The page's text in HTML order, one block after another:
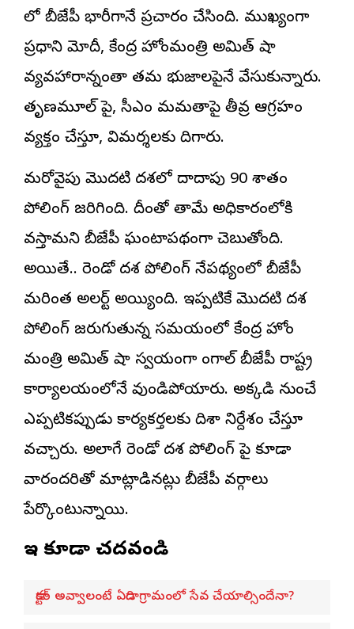
లో బీజేపీ భారీగానే ప్రచారం చేసింది. ముఖ్యంగా
ప్రధాని మోదీ, కేంద్ర హోంమంత్రి అమిత్ షా
వ్యవహారాన్నంతా తమ భుజాలపైనే వేసుకున్నారు.
తృణమూల్ పై, సీఎం మమతాపై తీవ్ర ఆగ్రహం
వ్యక్తం చేస్తూ, విమర్శలకు దిగారు.
మరోవైపు మొదటి దశలో దాదాపు 90 శాతం
పోలింగ్ జరిగింది. దీంతో తామే అధికారంలోకి
వస్తామని బీజేపీ ఘంటాపథంగా చెబుతోంది.
అయితే.. రెండో దశ పోలింగ్ నేపథ్యంలో బీజేపీ
మరింత అలర్ట్ అయ్యింది. ఇప్పటికే మొదటి దశ
పోలింగ్ జరుగుతున్న సమయంలో కేంద్ర హోం
మంత్రి అమిత్ షా స్వయంగా బెంగాల్ బీజేపీ రాష్ట్ర
కార్యాలయంలోనే వుండిపోయారు. అక్కడి నుంచే
ఎప్పటికప్పుడు కార్యకర్తలకు దిశా నిర్దేశం చేస్తూ
వచ్చారు. అలాగే రెండో దశ పోలింగ్ పై కూడా
వారందరితో మాట్లాడినట్లు బీజేపీ వర్గాలు
పేర్కొంటున్నాయి.
ఇవి కూడా చదవండి
డాక్టర్ అవ్వాలంటే ఏడాది గ్రామంలో సేవ చేయాల్సిందేనా?